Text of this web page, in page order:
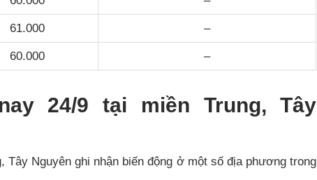
61.000 –
60.000 –
24/9 tại miền Trung, Tây
Nguyên ghi nhận biến động ở một số địa phương trong